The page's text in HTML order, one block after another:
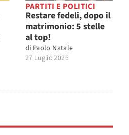
PARTITI E POLITICI
Restare fedeli, dopo il
matrimonio: 5 stelle
al top!
di Paolo Natale
27 Luglio 2026